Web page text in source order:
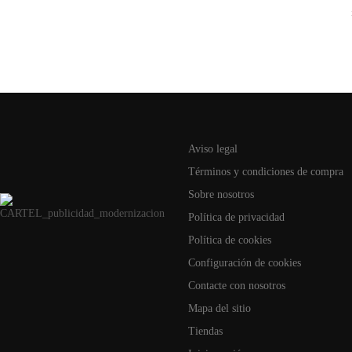
Aviso legal
Términos y condiciones de compra
Sobre nosotros
Política de privacidad
Política de cookies
Configuración de cookies
Contacte con nosotros
Mapa del sitio
Tiendas